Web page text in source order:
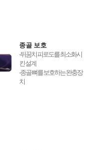
종골 보호
-뒤꿈치 피로도를 최소화시
킨 설계
-종골 뼈를 보호하는 완충장
치